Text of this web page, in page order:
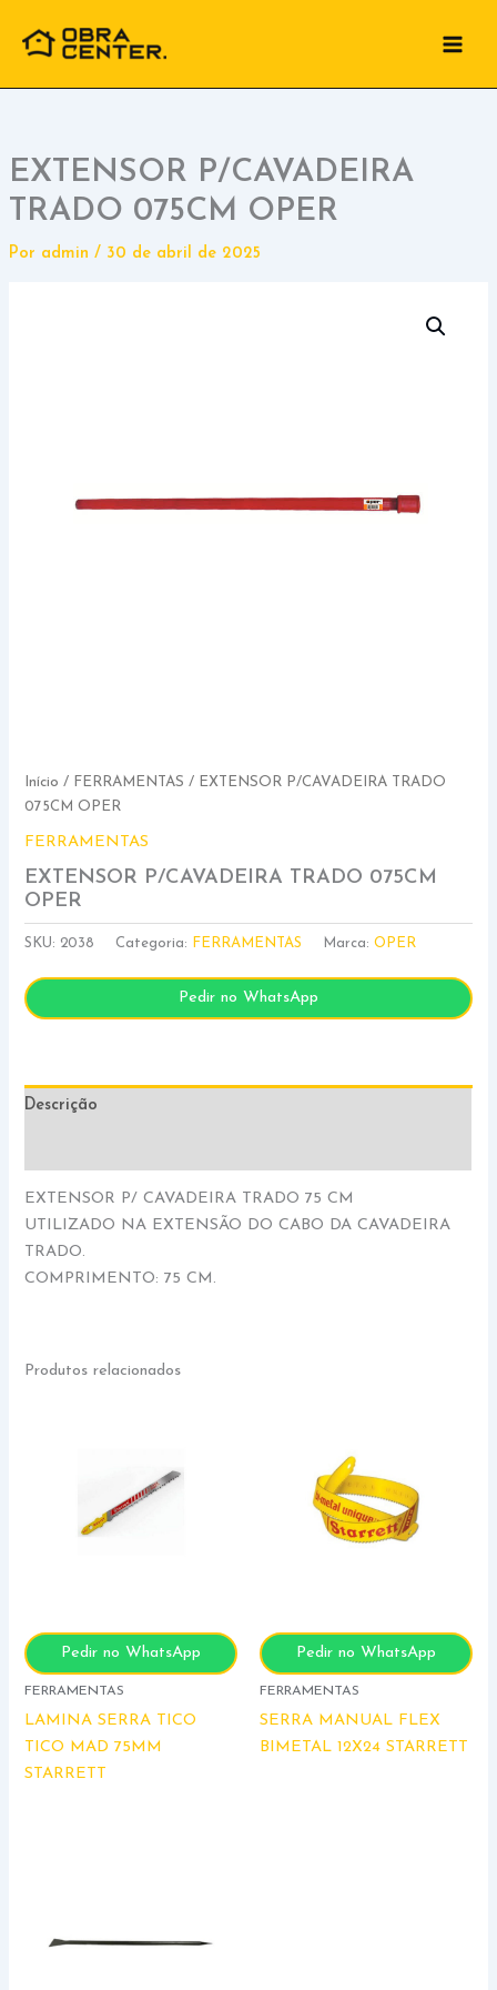
para
conteúdo
EXTENSOR P/CAVADEIRA
TRADO 075CM OPER
Por admin / 30 de abril de 2025
Início / FERRAMENTAS / EXTENSOR P/CAVADEIRA TRADO
075CM OPER
FERRAMENTAS
EXTENSOR P/CAVADEIRA TRADO 075CM
OPER
SKU: 2038 Categoria: FERRAMENTAS Marca:OPER
Pedir no WhatsApp
Descrição
EXTENSOR P/ CAVADEIRA TRADO 75 CM
UTILIZADO NA EXTENSÃO DO CABO DA CAVADEIRA
TRADO.
COMPRIMENTO: 75 CM.
Produtos relacionados
Pedir no WhatsApp
FERRAMENTAS
LAMINA SERRA TICO
TICO MAD 75MM
STARRETT
Pedir no WhatsApp
FERRAMENTAS
SERRA MANUAL FLEX
BIMETAL 12X24 STARRETT